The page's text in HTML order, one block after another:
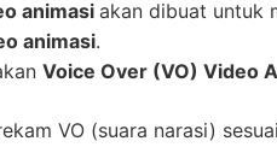
animasi akan dibuat untuk
animasi.
Voice Over (VO) Video
VO (suara narasi)